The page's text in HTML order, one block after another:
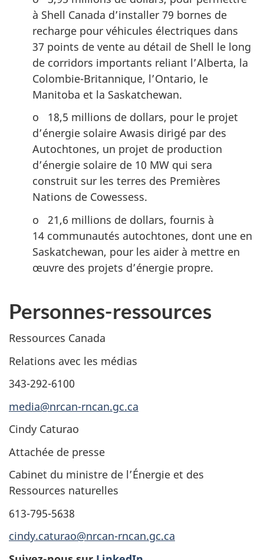
à Shell Canada d’installer 79 bornes de
recharge pour véhicules électriques dans
37 points de vente au détail de Shell le long
de corridors importants reliant l’Alberta, la
Colombie-Britannique, l’Ontario, le
Manitoba et la Saskatchewan.
o 18,5 millions de dollars, pour le projet
d’énergie solaire Awasis dirigé par des
Autochtones, un projet de production
d’énergie solaire de 10 MW qui sera
construit sur les terres des Premières
Nations de Cowessess.
o 21,6 millions de dollars, fournis à
14 communautés autochtones, dont une en
Saskatchewan, pour les aider à mettre en
œuvre des projets d’énergie propre.
Personnes-ressources
Ressources Canada
Relations avec les médias
343-292-6100
media@nrcan-rncan.gc.ca
Cindy Caturao
Attachée de presse
Cabinet du ministre de l’Énergie et des
Ressources naturelles
613-795-5638
cindy.caturao@nrcan-rncan.gc.ca